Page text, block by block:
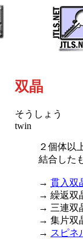
双晶
そうしょう
twin
２個体以
結合した
→ 貫入双
→ 繰返双
→ 三連双
→ 集片双
→ スピネ